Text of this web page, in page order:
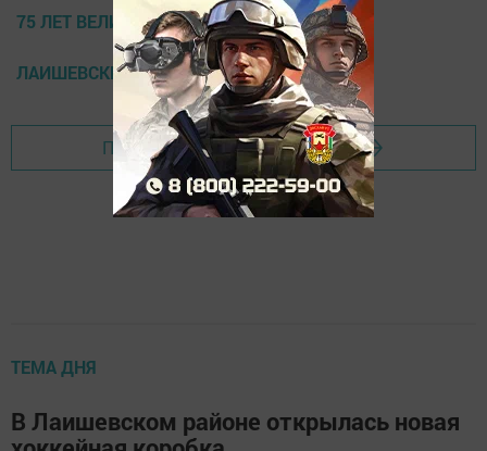
75 ЛЕТ ВЕЛИКОЙ ПОБЕДЫ
ЛАИШЕВСКИЙ РАЙОН НОВОСТИ
Перейти на страницу новости
ТЕМА ДНЯ
В Лаишевском районе открылась новая